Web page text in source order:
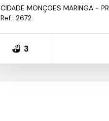
CIDADE MONÇOES MARINGA - PR
Ref.: 2672
3